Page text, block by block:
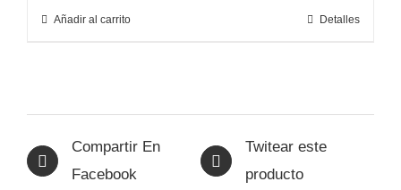
Añadir al carrito Detalles
Compartir En
Facebook
Twitear este
producto